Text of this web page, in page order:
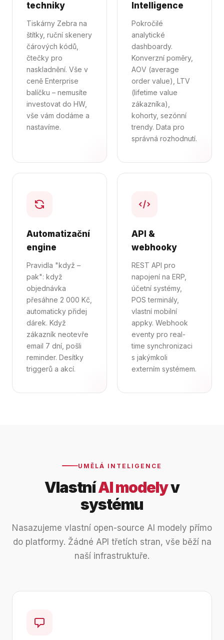
techniky
Tiskárny Zebra na
štítky, ruční skenery
čárových kódů,
čtečky pro
naskladnění. Vše v
ceně Enterprise
balíčku – nemusíte
investovat do HW,
vše vám dodáme a
nastavíme.
Intelligence
Pokročilé
analytické
dashboardy.
Konverzní poměry,
AOV (average
order value), LTV
(lifetime value
zákazníka),
kohorty, sezónní
trendy. Data pro
správná rozhodnutí.
Automatizační
engine
Pravidla "když –
pak": když
objednávka
přesáhne 2 000 Kč,
automaticky přidej
dárek. Když
zákazník neotevře
email 7 dní, pošli
reminder. Desítky
triggerů a akcí.
API &
webhooky
REST API pro
napojení na ERP,
účetní systémy,
POS terminály,
vlastní mobilní
appky. Webhook
eventy pro real-
time synchronizaci
s jakýmkoli
externím systémem.
UMĚLÁ INTELIGENCE
VlastníAI modelyv
systému
Nasazujeme vlastní open-source AI modely přímo
do platformy. Žádné API třetích stran, vše běží na
naší infrastruktuře.